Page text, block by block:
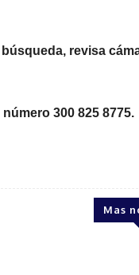
revisa
número 300 825 8775.
Mas